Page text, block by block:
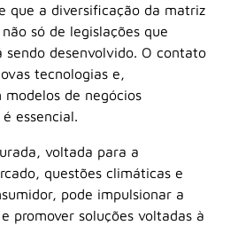
que a diversificação da matriz
só de legislações que
sendo desenvolvido. O contato
tecnologias e,
de negócios
essencial.
voltada para a
questões climáticas e
pode impulsionar a
promover soluções voltadas à